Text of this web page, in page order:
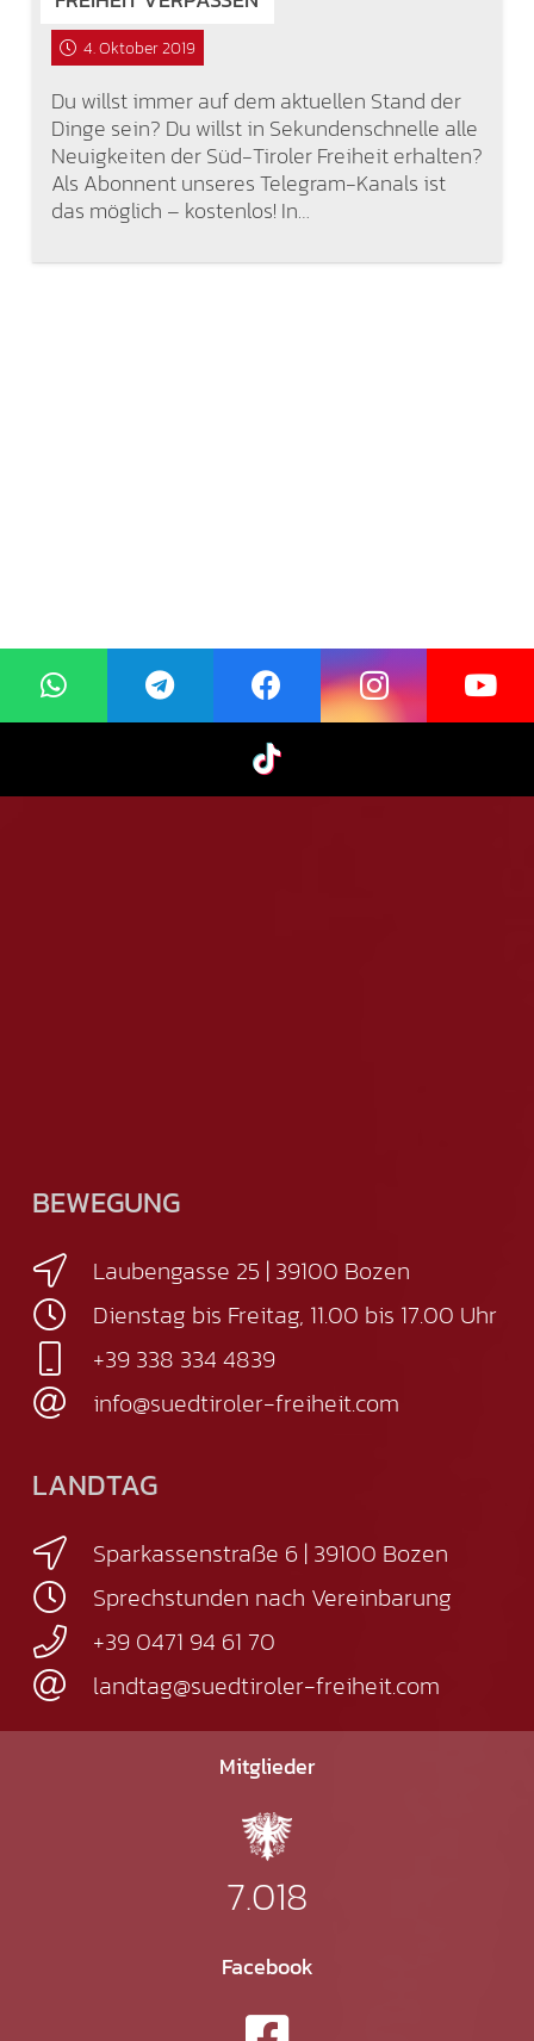
4. Oktober 2019
Du willst immer auf dem aktuellen Stand der
Dinge sein? Du willst in Sekundenschnelle alle
Neuigkeiten der Süd-Tiroler Freiheit erhalten?
Als Abonnent unseres Telegram-Kanals ist
das möglich – kostenlos! In…
BEWEGUNG
Laubengasse 25 | 39100 Bozen
Dienstag bis Freitag, 11.00 bis 17.00 Uhr
+39 338 334 4839
info@suedtiroler-freiheit.com
LANDTAG
Sparkassenstraße 6 | 39100 Bozen
Sprechstunden nach Vereinbarung
+39 0471 94 61 70
landtag@suedtiroler-freiheit.com
Mitglieder
7.018
Facebook